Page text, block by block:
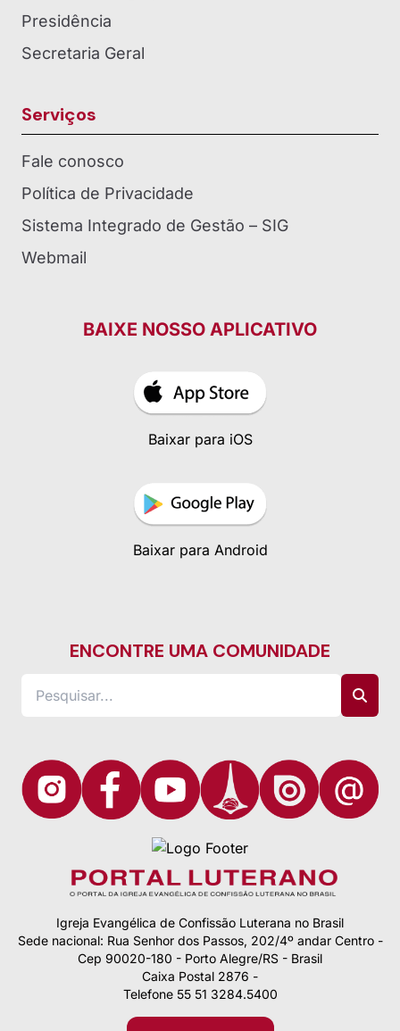
Presidência
Secretaria Geral
Serviços
Fale conosco
Política de Privacidade
Sistema Integrado de Gestão – SIG
Webmail
BAIXE NOSSO APLICATIVO
Baixar para iOS
Baixar para Android
ENCONTRE UMA COMUNIDADE
Igreja Evangélica de Confissão Luterana no Brasil
Sede nacional: Rua Senhor dos Passos, 202/4º andar Centro -
Cep 90020-180 - Porto Alegre/RS - Brasil
Caixa Postal 2876 -
Telefone 55 51 3284.5400